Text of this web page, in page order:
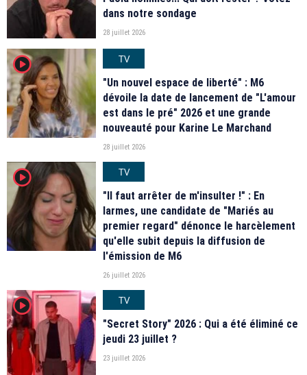
dans notre sondage
28 juillet 2026
player2
TV
"Un nouvel espace de liberté" : M6
dévoile la date de lancement de "L'amour
est dans le pré" 2026 et une grande
nouveauté pour Karine Le Marchand
28 juillet 2026
player2
TV
"Il faut arrêter de m'insulter !" : En
larmes, une candidate de "Mariés au
premier regard" dénonce le harcèlement
qu'elle subit depuis la diffusion de
l'émission de M6
26 juillet 2026
player2
TV
"Secret Story" 2026 : Qui a été éliminé ce
jeudi 23 juillet ?
23 juillet 2026